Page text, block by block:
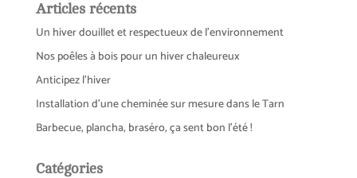
Articles récents
Un hiver douillet et respectueux de l’environnement
Nos poêles à bois pour un hiver chaleureux
Anticipez l’hiver
Installation d’une cheminée sur mesure dans le Tarn
Barbecue, plancha, braséro, ça sent bon l’été !
Catégories